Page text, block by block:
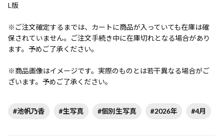
L版
※ご注文確定するまでは、カートに商品が入っていても在庫は確
保されていません。ご注文手続き中に在庫切れとなる場合があり
ます。予めご了承ください。
※商品画像はイメージです。実際のものとは若干異なる場合がご
ざいます。予めご了承ください。
#池帆乃香 #生写真 #個別生写真 #2026年 #4月